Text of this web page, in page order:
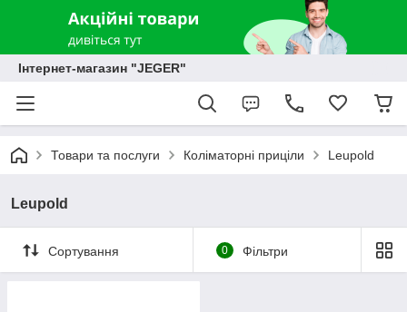
Інтернет-магазин "JEGER"
Товари та послуги Коліматорні приціли Leupold
Leupold
Сортування 0 Фільтри